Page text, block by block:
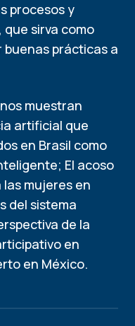
procesos y
que sirva como
prácticas a
muestran
artificial que
en Brasil como
El acoso
mujeres en
del sistema
de la
en
en México.